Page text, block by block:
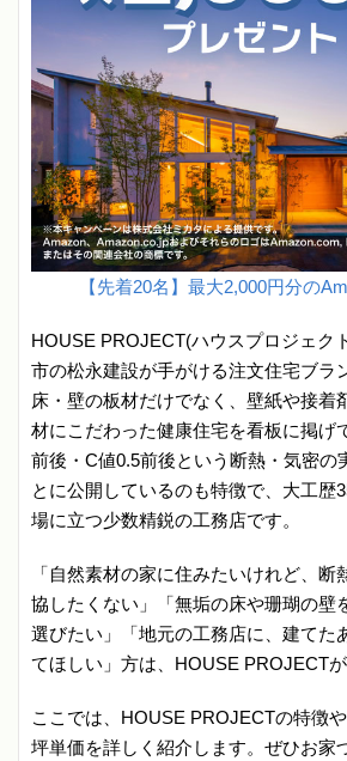
【先着20名】最大2,000円分の
HOUSE PROJECT(ハウスプロジェク
市の松永建設が手がける注文住宅ブラ
床・壁の板材だけでなく、壁紙や接着
材にこだわった健康住宅を看板に掲げ
前後・C値0.5前後という断熱・気密の
とに公開しているのも特徴で、大工歴
場に立つ少数精鋭の工務店です。
「自然素材の家に住みたいけれど、断
協したくない」「無垢の床や珊瑚の壁
選びたい」「地元の工務店に、建てた
てほしい」方は、HOUSE PROJECTが
ここでは、HOUSE PROJECTの特徴や
坪単価を詳しく紹介します。ぜひお家